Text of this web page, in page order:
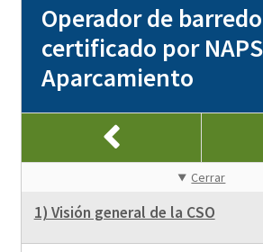
Operador de
certificado por
Aparcamiento
Cerrar
1) Visión general de la CSO